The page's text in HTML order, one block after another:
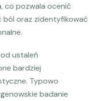
co pozwala ocenić
ból oraz zidentyfikować
ustaleń
bardziej
Typowo
badanie